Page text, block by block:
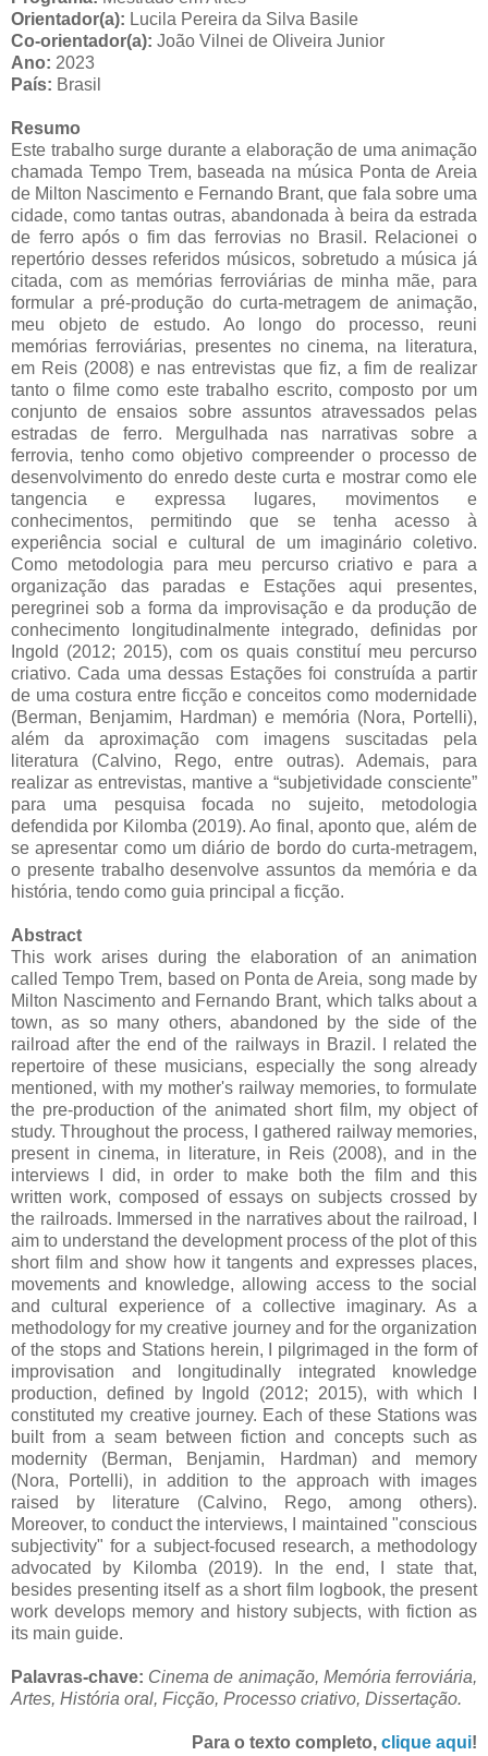
Orientador(a): Lucila Pereira da Silva Basile
Co-orientador(a): João Vilnei de Oliveira Junior
Ano: 2023
País: Brasil
Resumo
Este trabalho surge durante a elaboração de uma animação
chamada Tempo Trem, baseada na música Ponta de Areia
de Milton Nascimento e Fernando Brant, que fala sobre uma
cidade, como tantas outras, abandonada à beira da estrada
de ferro após o fim das ferrovias no Brasil. Relacionei o
repertório desses referidos músicos, sobretudo a música já
citada, com as memórias ferroviárias de minha mãe, para
formular a pré-produção do curta-metragem de animação,
meu objeto de estudo. Ao longo do processo, reuni
memórias ferroviárias, presentes no cinema, na literatura,
em Reis (2008) e nas entrevistas que fiz, a fim de realizar
tanto o filme como este trabalho escrito, composto por um
conjunto de ensaios sobre assuntos atravessados pelas
estradas de ferro. Mergulhada nas narrativas sobre a
ferrovia, tenho como objetivo compreender o processo de
desenvolvimento do enredo deste curta e mostrar como ele
tangencia e expressa lugares, movimentos e
conhecimentos, permitindo que se tenha acesso à
experiência social e cultural de um imaginário coletivo.
Como metodologia para meu percurso criativo e para a
organização das paradas e Estações aqui presentes,
peregrinei sob a forma da improvisação e da produção de
conhecimento longitudinalmente integrado, definidas por
Ingold (2012; 2015), com os quais constituí meu percurso
criativo. Cada uma dessas Estações foi construída a partir
de uma costura entre ficção e conceitos como modernidade
(Berman, Benjamim, Hardman) e memória (Nora, Portelli),
além da aproximação com imagens suscitadas pela
literatura (Calvino, Rego, entre outras). Ademais, para
realizar as entrevistas, mantive a “subjetividade consciente”
para uma pesquisa focada no sujeito, metodologia
defendida por Kilomba (2019). Ao final, aponto que, além de
se apresentar como um diário de bordo do curta-metragem,
o presente trabalho desenvolve assuntos da memória e da
história, tendo como guia principal a ficção.
Abstract
This work arises during the elaboration of an animation
called Tempo Trem, based on Ponta de Areia, song made by
Milton Nascimento and Fernando Brant, which talks about a
town, as so many others, abandoned by the side of the
railroad after the end of the railways in Brazil. I related the
repertoire of these musicians, especially the song already
mentioned, with my mother's railway memories, to formulate
the pre-production of the animated short film, my object of
study. Throughout the process, I gathered railway memories,
present in cinema, in literature, in Reis (2008), and in the
interviews I did, in order to make both the film and this
written work, composed of essays on subjects crossed by
the railroads. Immersed in the narratives about the railroad, I
aim to understand the development process of the plot of this
short film and show how it tangents and expresses places,
movements and knowledge, allowing access to the social
and cultural experience of a collective imaginary. As a
methodology for my creative journey and for the organization
of the stops and Stations herein, I pilgrimaged in the form of
improvisation and longitudinally integrated knowledge
production, defined by Ingold (2012; 2015), with which I
constituted my creative journey. Each of these Stations was
built from a seam between fiction and concepts such as
modernity (Berman, Benjamin, Hardman) and memory
(Nora, Portelli), in addition to the approach with images
raised by literature (Calvino, Rego, among others).
Moreover, to conduct the interviews, I maintained "conscious
subjectivity" for a subject-focused research, a methodology
advocated by Kilomba (2019). In the end, I state that,
besides presenting itself as a short film logbook, the present
work develops memory and history subjects, with fiction as
its main guide.
Palavras-chave: Cinema de animação, Memória ferroviária,
Artes, História oral, Ficção, Processo criativo, Dissertação.
Para o texto completo, clique aqui!